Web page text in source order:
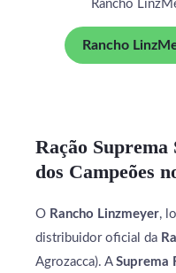
Rancho
Rancho
Ração Suprema
dos Campeões
O Rancho Linzmeyer,
distribuidor oficial da
Agrozacca). A Suprema